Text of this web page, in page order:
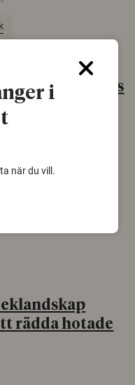
var Sveriges
delar av en 2000 år
eklandskap
rädda hotade
i
när du vill.